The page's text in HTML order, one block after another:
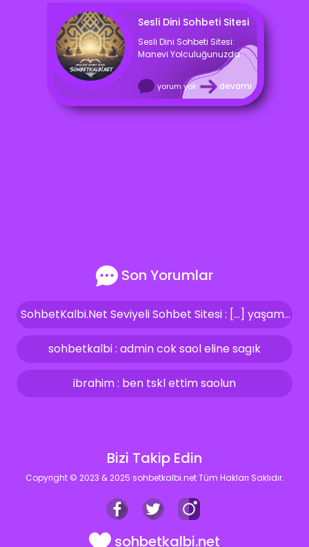
Sesli Dini Sohbeti Sitesi
Sesli Dini Sohbeti Sitesi:
Manevi Yolculuğunuzda
yorum yok devamı
Son Yorumlar
SohbetKalbi.Net Seviyeli Sohbet Sitesi : […] yaşam kalitemizi artırıyor ve bize güven veriyor. İşte bizler, bu aynı özeni ve seviyeyi sohbet siteleri içerisinde de […]
sohbetkalbi : admin cok saol eline sagık
ibrahim : ben tskl ettim saolun
Bizi Takip Edin
Copyright © 2023 & 2025 sohbetkalbi.net Tüm Hakları Saklıdır.
sohbetkalbi.net